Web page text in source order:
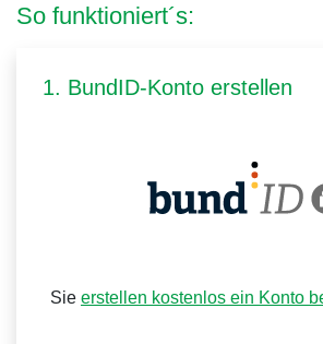
So funktioniert´s:
1. BundID-Konto erstellen
Sie erstellen kostenlos ein Konto